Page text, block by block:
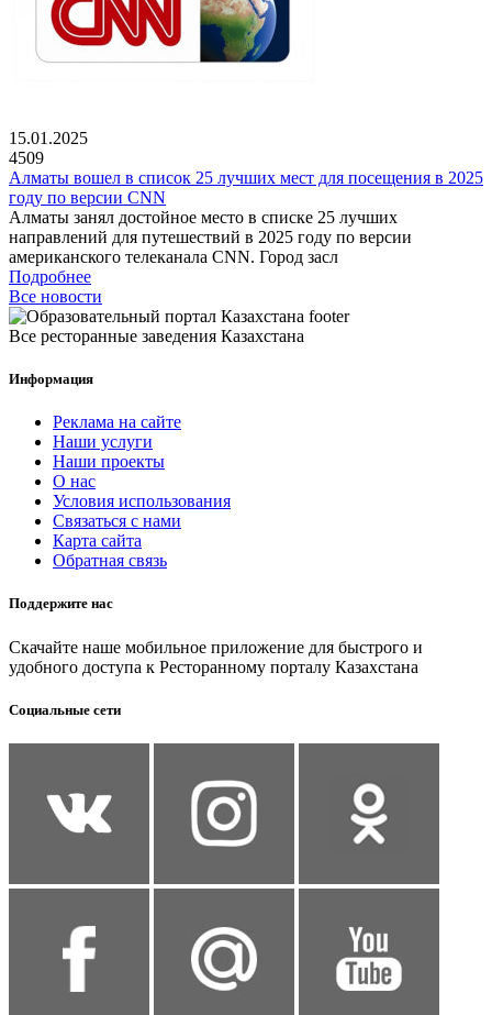
15.01.2025
4509
Алматы вошел в список 25 лучших мест для посещения в 2025
году по версии CNN
Алматы занял достойное место в списке 25 лучших
направлений для путешествий в 2025 году по версии
американского телеканала CNN. Город засл
Подробнее
Все новости
Все ресторанные заведения Казахстана
Информация
Реклама на сайте
Наши услуги
Наши проекты
О нас
Условия использования
Связаться с нами
Карта сайта
Обратная связь
Поддержите нас
Скачайте наше мобильное приложение для быстрого и
удобного доступа к Ресторанному порталу Казахстана
Социальные сети